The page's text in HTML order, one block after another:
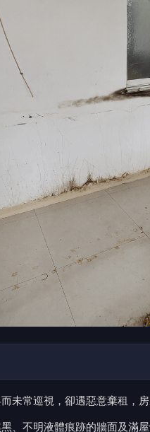
未常巡視，卻遇惡意棄租，房
、不明液體痕跡的牆面及滿屋